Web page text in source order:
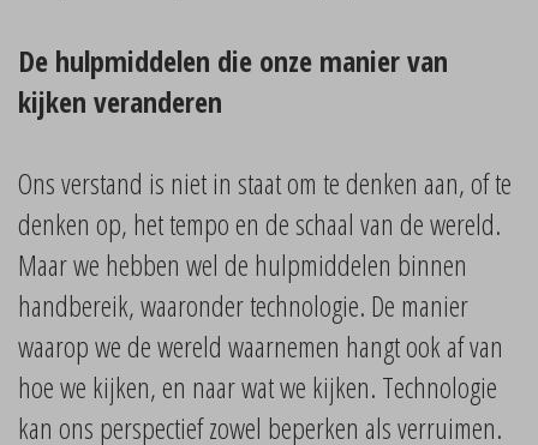
De hulpmiddelen die onze manier van
kijken veranderen
Ons verstand is niet in staat om te denken aan, of te
denken op, het tempo en de schaal van de wereld.
Maar we hebben wel de hulpmiddelen binnen
handbereik, waaronder technologie. De manier
waarop we de wereld waarnemen hangt ook af van
hoe we kijken, en naar wat we kijken. Technologie
kan ons perspectief zowel beperken als verruimen.